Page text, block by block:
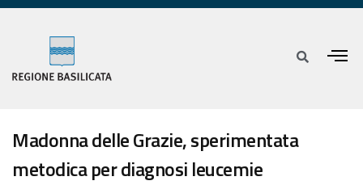
Madonna delle Grazie, sperimentata
metodica per diagnosi leucemie